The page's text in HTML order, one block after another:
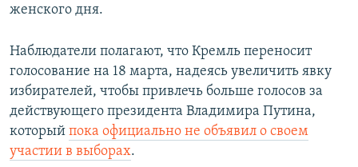
женского дня.
Наблюдатели полагают, что Кремль переносит
голосование на 18 марта, надеясь увеличить явку
избирателей, чтобы привлечь больше голосов за
действующего президента Владимира Путина,
который пока официально не объявил о своем
участии в выборах.